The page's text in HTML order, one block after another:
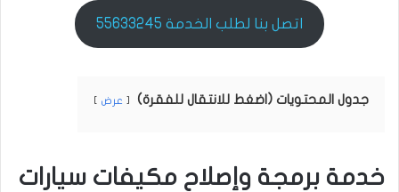
اتصل بنا لطلب الخدمة 55633245
جدول المحتويات (اضغط للانتقال للفقرة) عرض
خدمة برمجة وإصلاح مكيفات سيارات